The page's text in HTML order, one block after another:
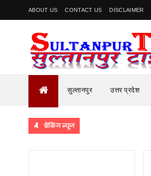
ABOUT US CONTACT US DISCLAIMER
सुल्तानपुर उत्तर प्रदेश
ब्रेकिंग न्यूज